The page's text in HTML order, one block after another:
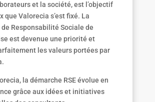
et la société, est l’objectif
que Valorecia s’est fixé. La
Responsabilité Sociale de
est devenue une priorité et
les valeurs portées par
la démarche RSE évolue en
grâce aux idées et initiatives